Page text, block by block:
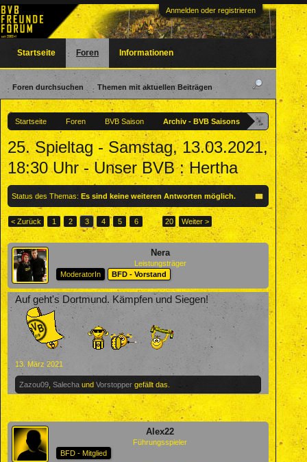
Anmelden oder registrieren
Startseite Foren BVB Saison Archiv - BVB Saisons
25. Spieltag - Samstag, 13.03.2021,
18:30 Uhr - Unser BVB : Hertha
Status des Themas: Es sind keine weiteren Antworten möglich.
< Zurück 1 2 3 4 5 6 → 20 Weiter >
Nera
Leistungsträger
ModeratorIn
BFD - Vorstand
Auf geht's Dortmund. Kämpfen und Siegen!
13. März 2021
Zazou09 Salecha und Vorstopper gefällt das.
Alex22
Führungsspieler
BFD - Mitglied
Startseite Foren
Foren durchsuchen Themen mit aktuellen Beiträgen
Informationen